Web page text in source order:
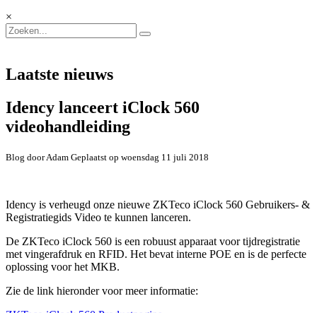
×
Laatste nieuws
Idency lanceert iClock 560
videohandleiding
Blog door Adam Geplaatst op woensdag 11 juli 2018
Idency is verheugd onze nieuwe ZKTeco iClock 560 Gebruikers- &
Registratiegids Video te kunnen lanceren.
De ZKTeco iClock 560 is een robuust apparaat voor tijdregistratie
met vingerafdruk en RFID. Het bevat interne POE en is de perfecte
oplossing voor het MKB.
Zie de link hieronder voor meer informatie: